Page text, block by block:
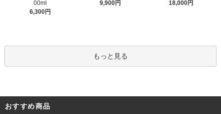
00ml
6,300円
9,900円 18,000円
もっと見る
おすすめ商品